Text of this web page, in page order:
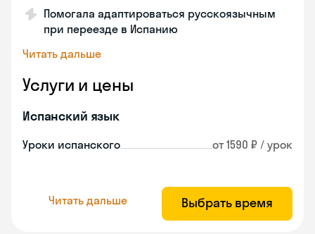
Помогала адаптироваться русскоязычным
при переезде в Испанию
Читать дальше
Услуги и цены
Испанский язык
Уроки испанского от 1590 ₽ / урок
Читать дальше Выбрать время